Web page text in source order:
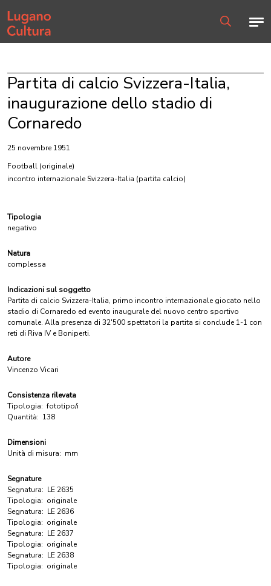
Home page
Partita di calcio Svizzera-Italia,
inaugurazione dello stadio di
Cornaredo
25 novembre 1951
Football (originale)
incontro internazionale Svizzera-Italia (partita calcio)
Tipologia
negativo
Natura
complessa
Indicazioni sul soggetto
Partita di calcio Svizzera-Italia, primo incontro internazionale giocato nello
stadio di Cornaredo ed evento inaugurale del nuovo centro sportivo
comunale. Alla presenza di 32'500 spettatori la partita si conclude 1-1 con
reti di Riva IV e Boniperti.
Autore
Vincenzo Vicari
Consistenza rilevata
Tipologia: fototipo/i
Quantità: 138
Dimensioni
Unità di misura: mm
Segnature
Segnatura: LE 2635
Tipologia: originale
Segnatura: LE 2636
Tipologia: originale
Segnatura: LE 2637
Tipologia: originale
Segnatura: LE 2638
Tipologia: originale